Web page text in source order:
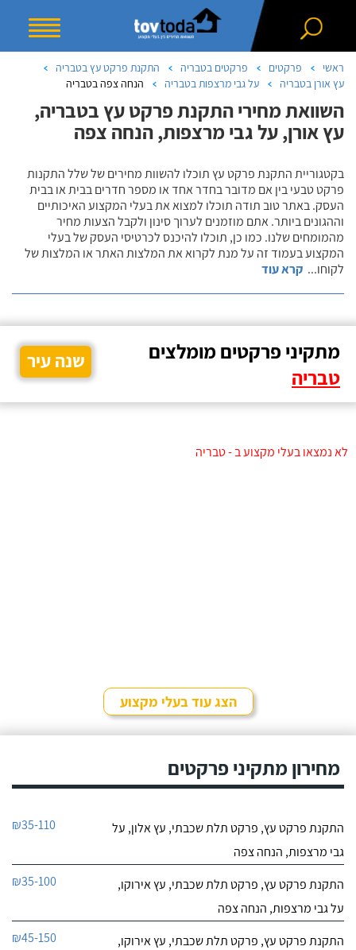
ראשי פרקטים פרקטים בטבריה
התקנת פרקט עץ בטבריה
עץ אורן בטבריה
על גבי מרצפות בטבריה הנחה צפה בטבריה
השוואת מחירי התקנת פרקט עץ בטבריה,
עץ אורן, על גבי מרצפות, הנחה צפה
בקטגוריית התקנת פרקט עץ תוכלו להשוות מחירים של שלל התקנות
פרקט טבעי בין אם מדובר בחדר אחד או מספר חדרים בבית או בבית
העסק. באתר טוב תודה תוכלו למצוא את בעלי המקצוע האיכותיים
וההגונים ביותר. אתם מוזמנים לערוך סינון ולקבל הצעות מחיר
מהמומחים שלנו. כמו כן, תוכלו להיכנס לכרטיסי העסק של בעלי
המקצוע בעמוד זה על מנת לקרוא את המלצות האתר או המלצות של
לקוחו... קרא עוד
מתקיני פרקטים מומלצים
טבריה
שנה עיר
לא נמצאו בעלי מקצוע ב - טבריה
הצג עוד בעלי מקצוע
מחירון מתקיני פרקטים
התקנת פרקט עץ, פרקט תלת שכבתי, עץ אלון, על
גבי מרצפות, הנחה צפה
₪35-110
התקנת פרקט עץ, פרקט תלת שכבתי, עץ אירוקו,
על גבי מרצפות, הנחה צפה
₪35-100
התקנת פרקט עץ, פרקט תלת שכבתי, עץ אירוקו,
₪45-150